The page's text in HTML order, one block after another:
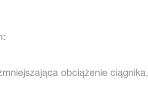
obciążenie ciągnika,